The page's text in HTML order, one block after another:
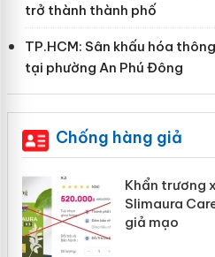
trở thành thành phố
TP.HCM: Sân khấu hóa
tại phường An Phú Đông
Chống hàng giả
Khẩn trương
Slimaura
giả mạo